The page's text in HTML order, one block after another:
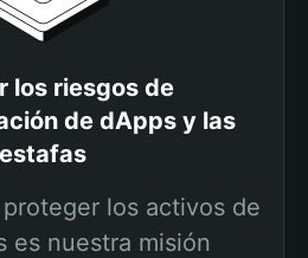
los riesgos de
de dApps y las
estafas
los activos de
es nuestra misión